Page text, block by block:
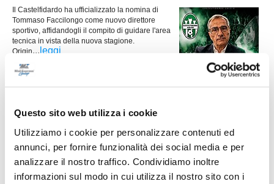
Questo sito web utilizza i cookie
Utilizziamo i cookie per personalizzare contenuti ed
annunci, per fornire funzionalità dei social media e per
analizzare il nostro traffico. Condividiamo inoltre
informazioni sul modo in cui utilizza il nostro sito con i
Il Castelfidardo ha ufficializzato la nomina di
Tommaso Faccilongo come nuovo direttore
sportivo, affidandogli il compito di guidare l'area
tecnica in vista della nuova stagione.
Origin...leggi
21/07/2026
FC OSIMO. Tesserato il giovane attacante
L'FC Osimo 2011 continua a investire sui giovani
e ufficializza l'arrivo dell'attaccante Romeo
Guidobaldi, classe 2007, reduce dall'esperienza
in Promozione con la Vigor Castelfidardo.
...leggi